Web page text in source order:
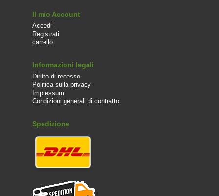
Il mio Account
Accedi
Registrati
carrello
Informazioni legali
Diritto di recesso
Politica sulla privacy
Impressum
Condizioni generali di contratto
Spedizione